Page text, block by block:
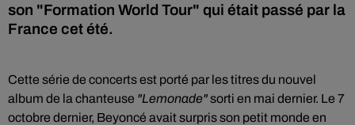
son "Formation World Tour" qui était passé par la
France cet été.
Cette série de concerts est porté par les titres du nouvel
album de la chanteuse "Lemonade"sorti en mai dernier. Le 7
octobre dernier, Beyoncé avait surpris son petit monde en